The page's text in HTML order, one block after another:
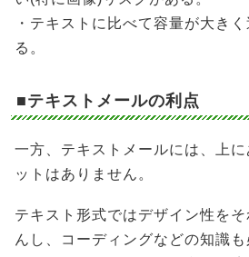
・テキストに比べて容量が大き
る。
■テキストメールの利点
一方、テキストメールには、上
ットはありません。
テキスト形式ではデザイン性を
んし、コーディングなどの知識